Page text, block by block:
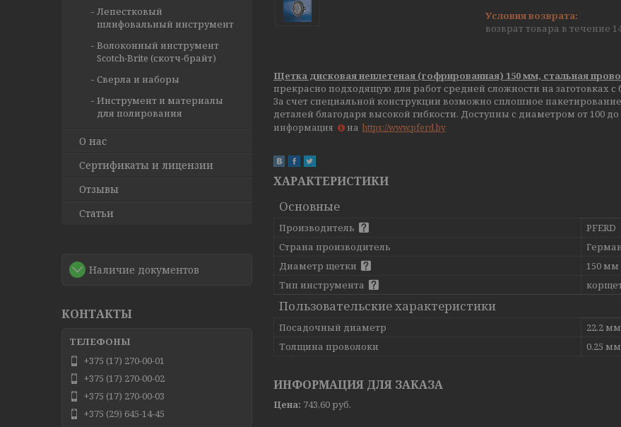
возврат товара в течение
Щетка дисковая неплетеная (гофрированная) 150 мм, стальная
прекрасно подходящую для работ средней сложности на заготовках
За счет специальной конструкции возможно сплошное
деталей благодаря высокой гибкости. Доступны с диаметром от 100
информация
на https://www.pferd.by
ХАРАКТЕРИСТИКИ
Основные
Производитель
PFERD
Страна производитель
Диаметр щетки
150 мм
Тип инструмента
Пользовательские характеристики
Посадочный диаметр
22.2 мм
Толщина проволоки
0.25 мм
ИНФОРМАЦИЯ ДЛЯ ЗАКАЗА
Цена: 743,60 руб.
Лепестковый
шлифовальный инструмент
Волоконный инструмент
Scotch-Brite (скотч-брайт)
Сверла и наборы
Инструмент и материалы
для полирования
О нас
Сертификаты и лицензии
Отзывы
Статьи
Наличие документов
КОНТАКТЫ
+375 (17) 270-00-01
+375 (17) 270-00-02
+375 (17) 270-00-03
+375 (29) 645-14-45